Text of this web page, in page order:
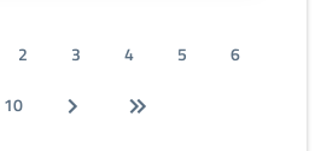
2 3 4 5
6
10